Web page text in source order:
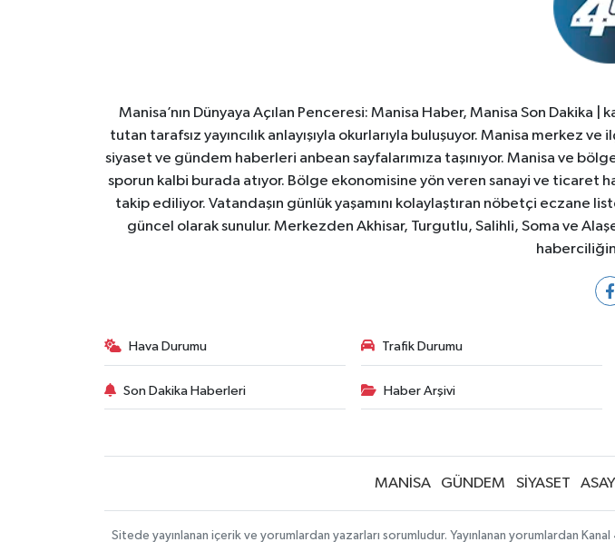
Manisa’nın Dünyaya Açılan Penceresi: Manisa Haber, Manisa Son Dakika
tutan tarafsız yayıncılık anlayışıyla okurlarıyla buluşuyor. Manisa merkez
siyaset ve gündem haberleri anbean sayfalarımıza taşınıyor. Manisa ve
sporun kalbi burada atıyor. Bölge ekonomisine yön veren sanayi ve
takip ediliyor. Vatandaşın günlük yaşamını kolaylaştıran nöbetçi eczane
güncel olarak sunulur. Merkezden Akhisar, Turgutlu, Salihli, Soma ve
Hava Durumu Trafik Durumu
Son Dakika Haberleri Haber Arşivi
MANİSA GÜNDEM SİYASET
Sitede yayınlanan içerik ve yorumlardan yazarları sorumludur. Yayınlanan yorumlardan